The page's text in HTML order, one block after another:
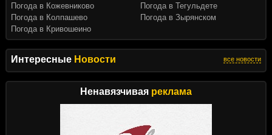
Интересные Новости все новости
Ненавязчивая реклама
Погода в Кожевниково
Погода в Колпашево
Погода в Кривошеино
Погода в Тегульдете
Погода в Зырянском